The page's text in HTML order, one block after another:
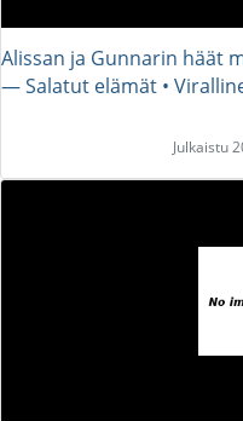
Alissan ja Gunnarin häät
― Salatut elämät •
Julkaistu